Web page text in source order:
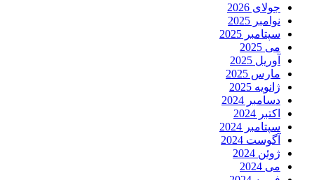
جولای 2026
نوامبر 2025
سپتامبر 2025
می 2025
آوریل 2025
مارس 2025
ژانویه 2025
دسامبر 2024
اکتبر 2024
سپتامبر 2024
آگوست 2024
ژوئن 2024
می 2024